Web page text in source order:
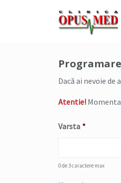
Dacă ai nevoie
Atentie!
Varsta *
0 de 3 caractere max